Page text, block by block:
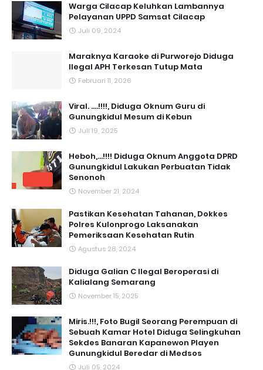
Warga Cilacap Keluhkan Lambannya
Pelayanan UPPD Samsat Cilacap
Juli 09, 2024
Maraknya Karaoke di Purworejo Diduga
Ilegal APH Terkesan Tutup Mata
Februari 11, 2026
Viral. ....!!!!, Diduga Oknum Guru di
Gunungkidul Mesum di Kebun
Juli 19, 2025
Heboh,...!!!! Diduga Oknum Anggota DPRD
Gunungkidul Lakukan Perbuatan Tidak
Senonoh
November 21, 2024
Pastikan Kesehatan Tahanan, Dokkes
Polres Kulonprogo Laksanakan
Pemeriksaan Kesehatan Rutin
Agustus 28, 2024
Diduga Galian C Ilegal Beroperasi di
Kalialang Semarang
November 15, 2025
Miris.!!!, Foto Bugil Seorang Perempuan di
Sebuah Kamar Hotel Diduga Selingkuhan
Sekdes Banaran Kapanewon Playen
Gunungkidul Beredar di Medsos
Juli 05, 2024